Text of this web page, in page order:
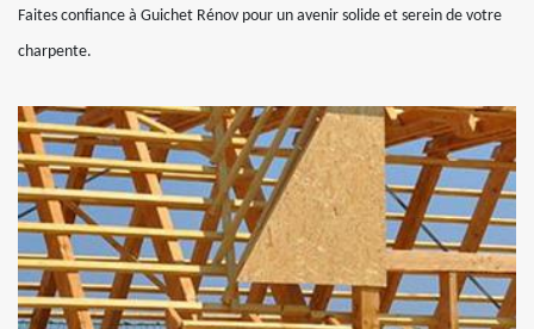
Faites confiance à Guichet Rénov pour un avenir solide et serein de votre
charpente.